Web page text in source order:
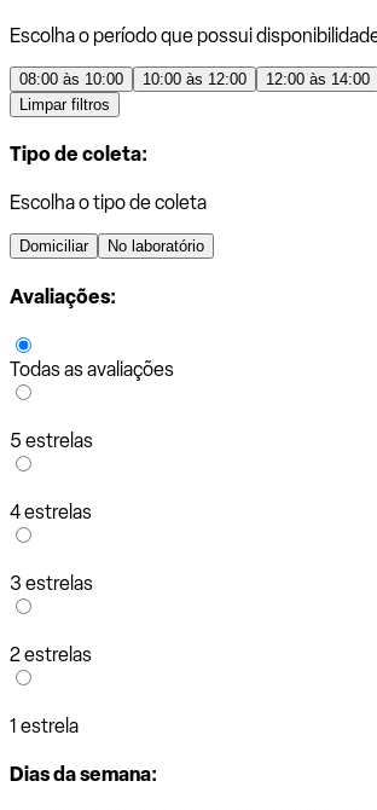
Escolha o período que possui
08:00 às 10:00 10:00 às 12:00 12:00 às 14:00
Limpar filtros
Tipo de coleta:
Escolha o tipo de coleta
Domiciliar No laboratório
Avaliações:
Todas as avaliações
5 estrelas
4 estrelas
3 estrelas
2 estrelas
1 estrela
Dias da semana: